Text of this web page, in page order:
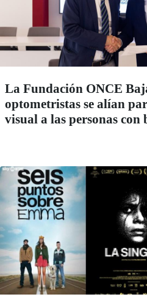
La Fundación ONCE
optometristas se alían
visual a las personas con